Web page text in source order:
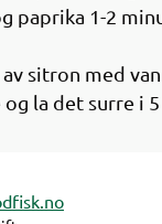
paprika 1-2
sitron med
og la det surre i